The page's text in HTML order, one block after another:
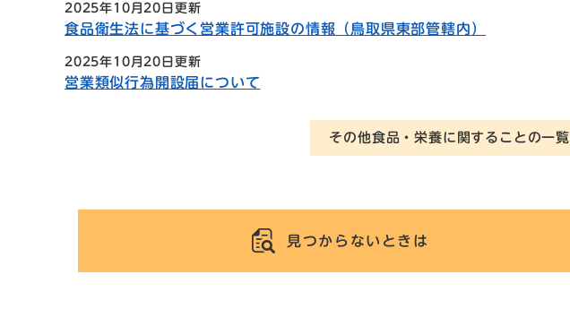
2025年10月20日更新
食品衛生法に基づく営業許可施設の情報（鳥取県東部管轄内）
2025年10月20日更新
営業類似行為開設届について
その他食品・栄養に関することの一覧
見つからないときは